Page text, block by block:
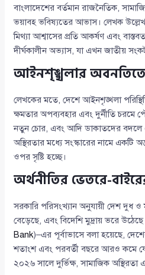
বাংলাদেশের বর্তমান রাজনৈতিক,
ভয়াবহ ভবিষ্যতের আভাস। লেখক
মিথ্যা আশ্বাসের প্রতি আকর্ষণ এবং
দীর্ঘকালীন অভ্যাস, যা এখন জাতীয়
আইনশৃঙ্খলার অবনতিতে
লেখকের মতে, দেশে আইনশৃঙ্খলা
ক্ষমতার অপব্যবহার এবং দুর্নীতি চরমে
নতুন চোর, এবং আদি ডাকাতদের বদলে
অস্থিরতার মধ্যে সংস্কারের নামে একটি
ওপর সৃষ্টি হচ্ছে।
অর্থনীতির ভেতরে-
সরকারি পরিসংখ্যান অনুযায়ী দেশ দুধ ও
বেড়েছে, এবং বিদেশি মুদ্রায় ভরে উঠেছে
Bank)–এর পূর্বাভাসে বলা হয়েছে,
শতাংশ এবং পরবর্তী বছরে আরও কমে
২০২৬ সালে দুর্ভিক্ষ, সামাজিক অস্থিরতা